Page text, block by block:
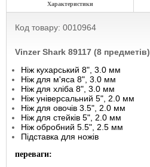
Характеристики
Код товару: 0010964
Vinzer Shark 89117 (8 предметів)
Ніж кухарський 8", 3.0 мм
Ніж для м'яса 8", 3.0 мм
Ніж для хліба 8", 3.0 мм
Ніж універсальний 5", 2.0 мм
Ніж для овочів 3.5", 2.0 мм
Ніж для стейків 5", 2.0 мм
Ніж обробний 5.5", 2.5 мм
Підставка для ножів
переваги: